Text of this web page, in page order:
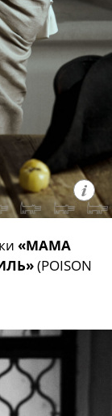
«МАМА
(POISON